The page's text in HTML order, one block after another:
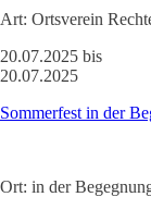
Art: Ortsverein
20.07.2025 bis
20.07.2025
Sommerfest in der
Ort: in der